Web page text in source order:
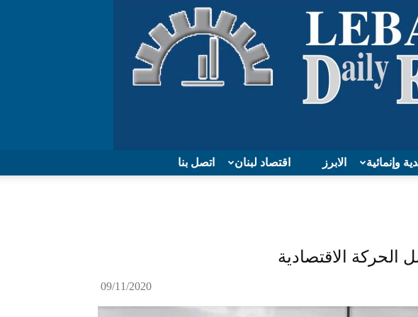
اتصل بنا اقتصاد لبنان الابرز وإنمائية
الحركة الاقتصادية
09/11/2020